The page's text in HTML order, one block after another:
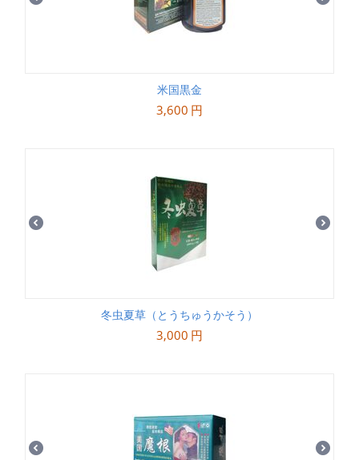
米国黒金
3,600 円
冬虫夏草（とうちゅうかそう）
3,000 円